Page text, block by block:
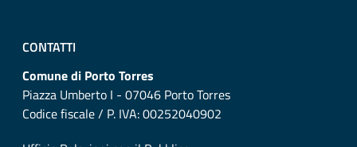
CONTATTI
Comune di Porto Torres
Piazza Umberto I - 07046 Porto Torres
Codice fiscale / P. IVA: 00252040902